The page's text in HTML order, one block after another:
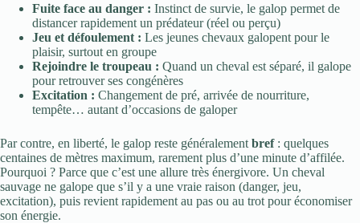
Fuite face au danger : Instinct de survie, le galop permet de
distancer rapidement un prédateur (réel ou perçu)
Jeu et défoulement : Les jeunes chevaux galopent pour le
plaisir, surtout en groupe
Rejoindre le troupeau : Quand un cheval est séparé, il galope
pour retrouver ses congénères
Excitation : Changement de pré, arrivée de nourriture,
tempête… autant d’occasions de galoper
Par contre, en liberté, le galop reste généralement bref: quelques
centaines de mètres maximum, rarement plus d’une minute d’affilée.
Pourquoi ? Parce que c’est une allure très énergivore. Un cheval
sauvage ne galope que s’il y a une vraie raison (danger, jeu,
excitation), puis revient rapidement au pas ou au trot pour économiser
son énergie.